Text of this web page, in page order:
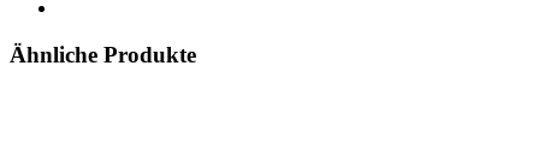
Ähnliche Produkte